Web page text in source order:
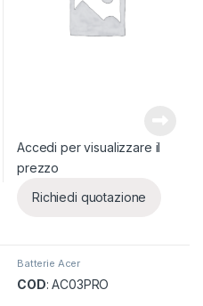
Accedi per visualizzare il
prezzo
Richiedi quotazione
Batterie Acer
COD: AC03PRO